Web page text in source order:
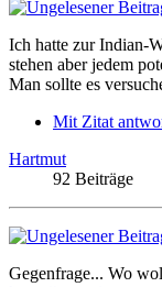
Ich hatte zur Indian-
stehen aber jedem
Man sollte es
Mit Zitat
Hartmut
92 Beiträge
Gegenfrage... Wo